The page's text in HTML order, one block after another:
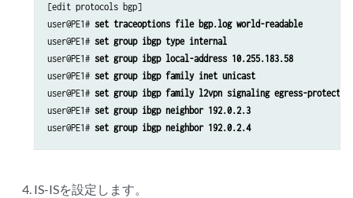
[edit protocols bgp]
user@PE1# set traceoptions file bgp.log world-readable
user@PE1# set group ibgp type internal
user@PE1# set group ibgp local-address 10.255.183.58
user@PE1# set group ibgp family inet unicast
user@PE1# set group ibgp family l2vpn signaling egress-
user@PE1# set group ibgp neighbor 192.0.2.3
user@PE1# set group ibgp neighbor 192.0.2.4
IS-ISを設定します。